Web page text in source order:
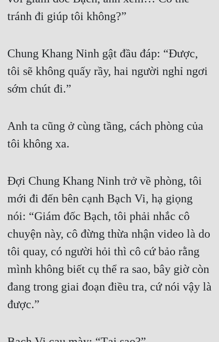
Tiên Hiệp
Trinh Thám
Triều Đấu
Trùng Sinh
Vô Địch
Võ Hiệp
Võng Du
Xuyên Không
Xuyên Nhanh
Xuyên Sách
Xuyên Thư
tránh đi giúp tôi không?”
Chung Khang Ninh gật đầu đáp: “Được,
tôi sẽ không quấy rầy, hai người nghỉ ngơi
sớm chút đi.”
Anh ta cũng ở cùng tầng, cách phòng của
tôi không xa.
Đợi Chung Khang Ninh trở về phòng, tôi
mới đi đến bên cạnh Bạch Vi, hạ giọng
nói: “Giám đốc Bạch, tôi phải nhắc cô
chuyện này, cô đừng thừa nhận video là do
tôi quay, có người hỏi thì cô cứ bảo rằng
mình không biết cụ thể ra sao, bây giờ còn
đang trong giai đoạn điều tra, cứ nói vậy là
được.”